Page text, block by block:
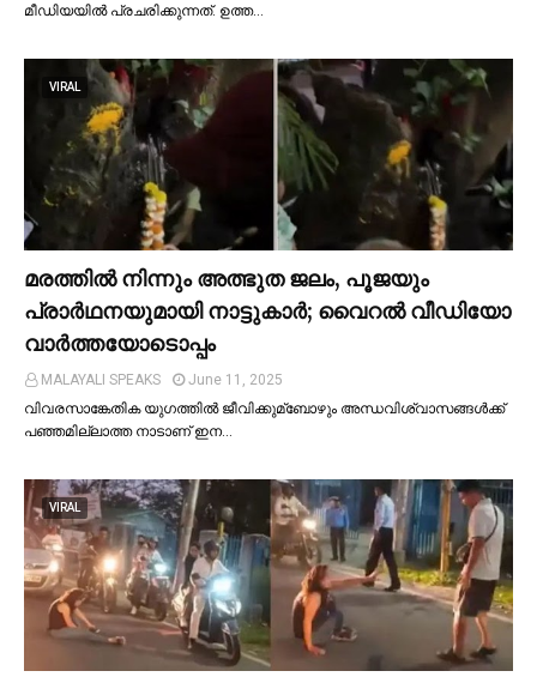
മീഡിയയില്‍ പ്രചരിക്കുന്നത്. ഉത്ത…
VIRAL
മരത്തില്‍ നിന്നും അത്ഭുത ജലം, പൂജയും
പ്രാര്‍ഥനയുമായി നാട്ടുകാര്‍; വൈറൽ വീഡിയോ
വാർത്തയോടൊപ്പം
MALAYALI SPEAKS
June 11, 2025
വിവരസാങ്കേതിക യുഗത്തില്‍ ജീവിക്കുമ്ബോഴും അന്ധവിശ്വാസങ്ങള്‍ക്ക്
പഞ്ഞമില്ലാത്ത നാടാണ് ഇന…
VIRAL